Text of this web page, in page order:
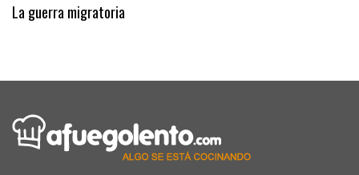
La guerra migratoria